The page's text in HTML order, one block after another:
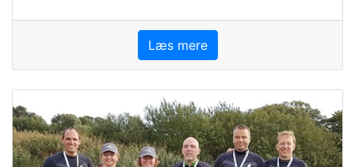
Læs mere